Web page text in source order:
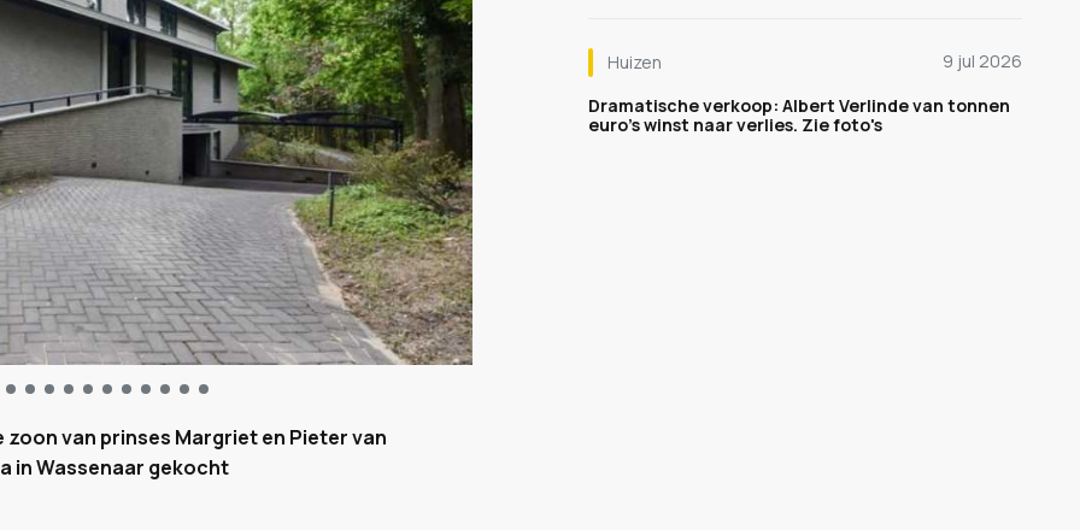
van prinses Margriet en Pieter van
in Wassenaar gekocht
Huizen
9 jul 2026
Dramatische verkoop: Albert Verlinde van tonnen
euro's winst naar verlies. Zie foto's